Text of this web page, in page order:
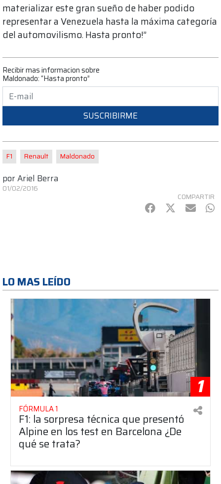
materializar este gran sueño de haber podido
representar a Venezuela hasta la máxima categoría
del automovilismo. Hasta pronto!”
Recibir mas informacion sobre
Maldonado: “Hasta pronto”
SUSCRIBIRME
F1 Renault Maldonado
porAriel Berra
01/02/2016
COMPARTIR
Facebook
Twitter
mail
LO MAS LEÍDO
1
FÓRMULA 1
F1: la sorpresa técnica que presentó
Alpine en los test en Barcelona ¿De
qué se trata?